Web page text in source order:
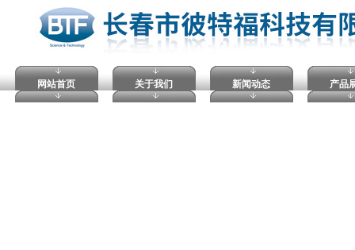
网站首页 关于我们 新闻动态 产品